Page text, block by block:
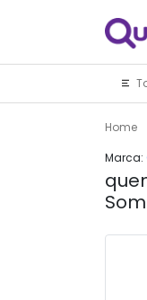
Home
Marca: